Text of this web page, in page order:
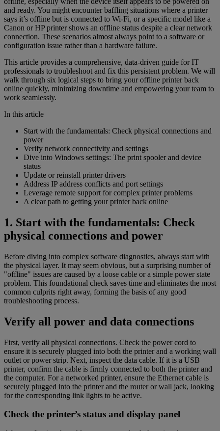
and ready. You might encounter baffling situations where a printer
says it’s offline but is connected to Wi-Fi, or a specific model like a
Canon or HP printer shows an offline status despite a clear network
connection. These scenarios almost always point to a software or
configuration issue rather than a hardware failure.
This article provides a comprehensive, data-driven guide for IT
professionals to troubleshoot and fix this persistent problem. We will
walk through six logical steps to bring your offline printer back
online quickly, minimizing downtime and empowering your team to
work seamlessly.
In this article
Start with the fundamentals: Check physical connections and
power
Verify network connectivity and settings
Dive into Windows settings: The print spooler and device
status
Update or reinstall printer drivers
Address IP address conflicts and port settings
Leverage remote support for complex printer problems
A clear path to getting your printer back online
1. Start with the fundamentals: Check
physical connections and power
Before diving into complex software diagnostics, always start with
the physical layer. It may seem obvious, but a surprising number of
"offline" issues are caused by a loose cable or a simple power state
problem. This foundational check saves time and eliminates the most
common culprits right away, forming the basis of any good
troubleshooting process.
Verify all power and data connections
First, verify all physical connections. Check the power cord to
ensure it is securely plugged into both the printer and a working wall
outlet or power strip. Next, inspect the data cable. If it is a USB
printer, confirm the cable is firmly connected to both the printer and
the computer. For a networked printer, ensure the Ethernet cable is
securely plugged into the printer and the router or wall jack, looking
for the corresponding link lights to be active.
Check the printer’s status and display panel